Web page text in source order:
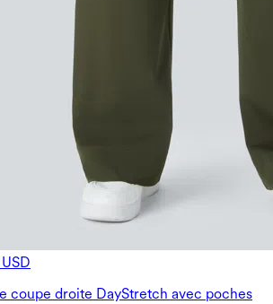
coupe droite DayStretch avec poches